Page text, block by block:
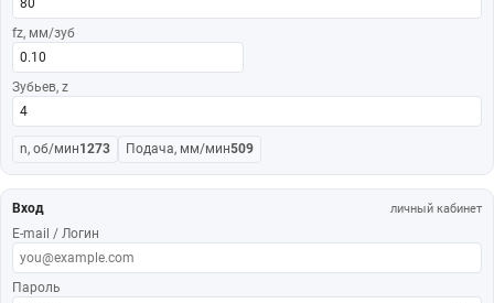
fz, мм/зуб
Зубьев, z
n, об/мин1273 Подача, мм/мин509
Вход личный кабинет
E-mail / Логин
Пароль